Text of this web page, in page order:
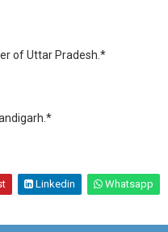
of Uttar Pradesh.*
Linkedin Whatsapp